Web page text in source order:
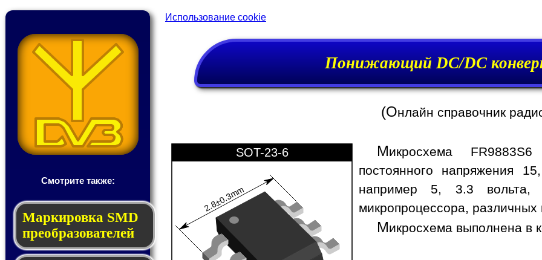
Смотрите также:
Мар­ки­ров­ка SMD
пре­об­ра­зо­ва­те­лей
Использование cookie
Понижающий DC/DC
(Онлайн справочник
2.8±0.3mm
SOT-23-6 Микросхема
постоянного напряжения
например 5, 3.3 вольта,
микропроцессора, различных
Микросхема выполнена в